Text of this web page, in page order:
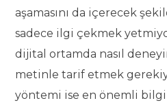
aşamasını da içerecek
sadece ilgi çekmek
dijital ortamda nasıl
metinle tarif etmek
yöntemi ise en önemli